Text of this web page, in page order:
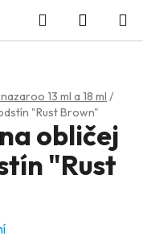
Hledat
KOŠÍK
13 ml a 18 ml /
"Rust Brown"
obličej
"Rust